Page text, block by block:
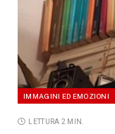
IMMAGINI ED EMOZIONI
LETTURA 2 MIN.